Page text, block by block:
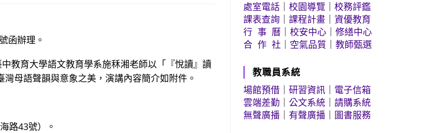
函辦理。
教育大學語文教育學系施秝湘老師以「『悅讀』讀
母語聲韻與意象之美，演講內容簡介如附件。
路43號）。
處室電話 ｜校園導覽 ｜校務評鑑
課表查詢 ｜課程計畫 ｜資優教育
行 事 曆 ｜校安中心 ｜修繕中心
合 作 社
空氣品質 ｜教師甄選
教職員系統
場館預借 ｜研習資訊
電子信箱
雲端差勤 ｜公文系統 ｜請購系統
無聲廣播
有聲廣播 圖書服務